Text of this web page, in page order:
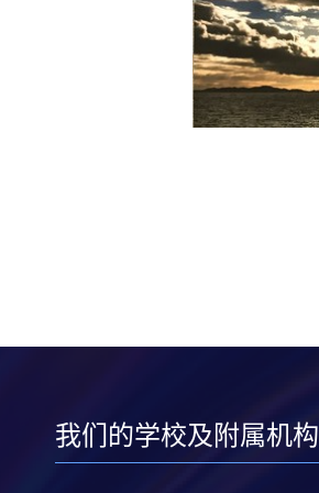
我们的学校及附属机构